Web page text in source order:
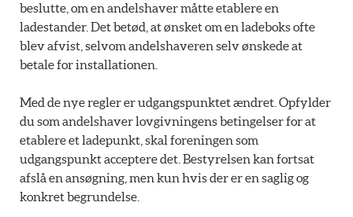
beslutte, om en andelshaver måtte etablere en
ladestander. Det betød, at ønsket om en ladeboks ofte
blev afvist, selvom andelshaveren selv ønskede at
betale for installationen.
Med de nye regler er udgangspunktet ændret. Opfylder
du som andelshaver lovgivningens betingelser for at
etablere et ladepunkt, skal foreningen som
udgangspunkt acceptere det. Bestyrelsen kan fortsat
afslå en ansøgning, men kun hvis der er en saglig og
konkret begrundelse.